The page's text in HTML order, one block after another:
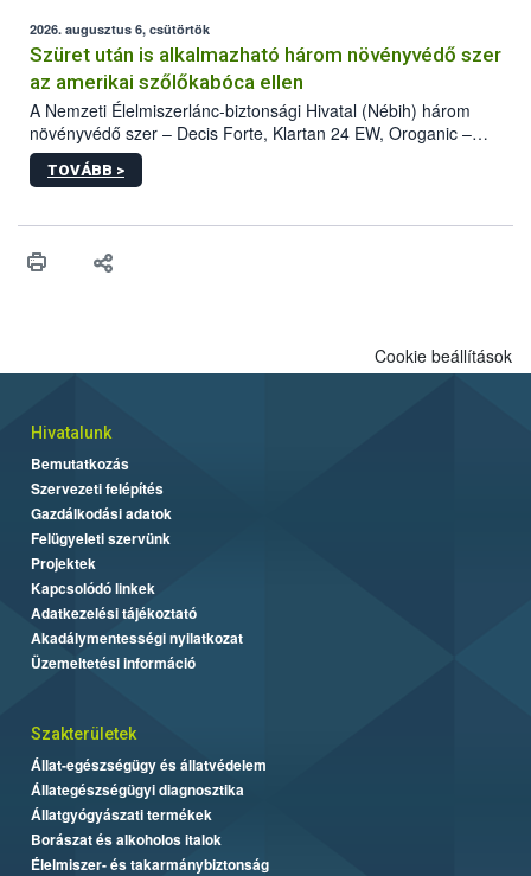
az intenzív felderítést, emellett az intézkedéseket a szlovák
hatósággal is összehangolják a terjedés megállítása érdekében.
2026. augusztus 6, csütörtök
Szüret után is alkalmazható három növényvédő szer
az amerikai szőlőkabóca ellen
A Nemzeti Élelmiszerlánc-biztonsági Hivatal (Nébih) három
növényvédő szer – Decis Forte, Klartan 24 EW, Oroganic –
engedélyokiratát módosította, így azok a szüretet követően,
egészen a vesszőérettség (BBCH 91) stádiumáig
érésű szőlőkben is legyen lehetőség a károsító elleni további
felhasználók számára is elérhető és ökológiai termesztésben is
TOVÁBB >
Cookie beállítások
Hivatalunk
Bemutatkozás
Szervezeti felépítés
Gazdálkodási adatok
Felügyeleti szervünk
Projektek
Kapcsolódó linkek
Adatkezelési tájékoztató
Akadálymentességi nyilatkozat
Üzemeltetési információ
Szakterületek
Állat-egészségügy és állatvédelem
Állategészségügyi diagnosztika
Állatgyógyászati termékek
Borászat és alkoholos italok
Élelmiszer- és takarmánybiztonság